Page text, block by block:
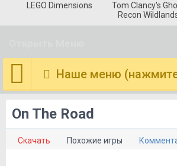
LEGO Dimensions
Tom Clancy's
Recon
Наше меню
On The Road
Скачать Похожие игры